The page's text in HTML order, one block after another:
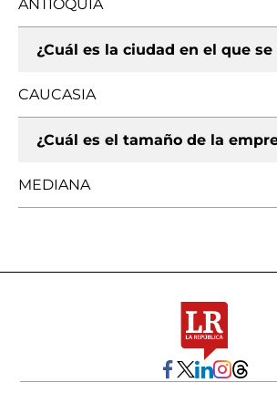
ANTIOQUIA
¿Cuál es la ciudad en el que
CAUCASIA
¿Cuál es el tamaño de la
MEDIANA